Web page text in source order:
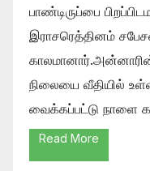
பாண்டிருப்பை
இராசரெத்தினம்
காலமானார்.அன்னாரின்
நிலையை வீதியில்
வைக்கப்பட்டு நாளை
Read More